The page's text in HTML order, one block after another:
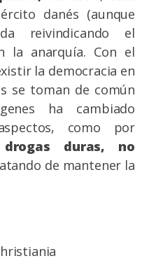
danés (aunque
reivindicando el
la anarquía. Con el
la democracia en
se toman de común
ha cambiado
como por
duras, no
de mantener la